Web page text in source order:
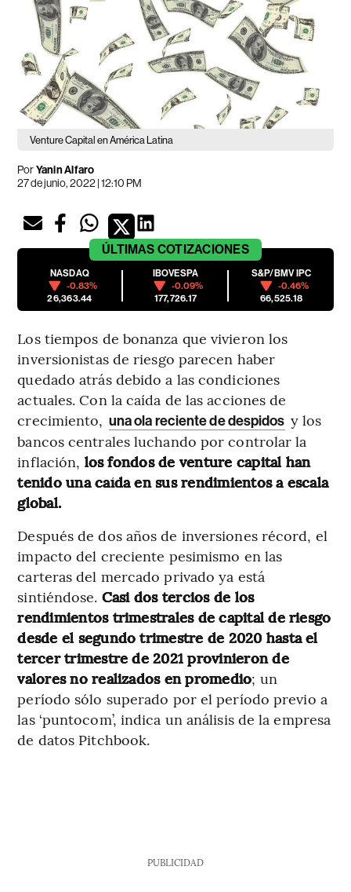
Venture Capital en América Latina
PorYanin Alfaro
27 de junio, 2022 | 12:10 PM
ÚLTIMAS COTIZACIONES
NASDAQ
-0.83%
26,363.44
IBOVESPA
-0.09%
177,726.17
S&P/BMV IPC
-0.46%
66,525.18
Los tiempos de bonanza que vivieron los
inversionistas de riesgo parecen haber
quedado atrás debido a las condiciones
actuales. Con la caída de las acciones de
crecimiento, una ola reciente de despidos y los
bancos centrales luchando por controlar la
inflación, los fondos de venture capital han
tenido una caída en sus rendimientos a escala
global.
Después de dos años de inversiones récord, el
impacto del creciente pesimismo en las
carteras del mercado privado ya está
sintiéndose. Casi dos tercios de los
rendimientos trimestrales de capital de riesgo
desde el segundo trimestre de 2020 hasta el
tercer trimestre de 2021 provinieron de
valores no realizados en promedio; un
período sólo superado por el período previo a
las ‘puntocom’, indica un análisis de la empresa
de datos Pitchbook.
PUBLICIDAD